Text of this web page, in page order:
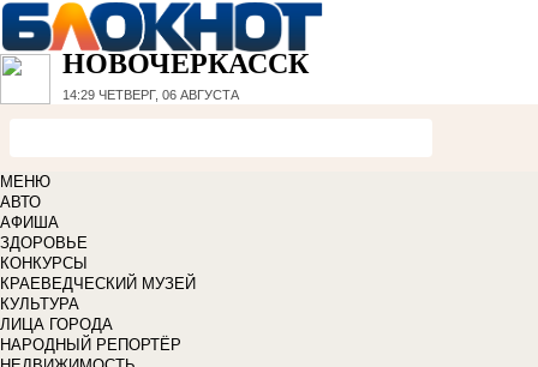
НОВОЧЕРКАССК
14:29 ЧЕТВЕРГ, 06 АВГУСТА
МЕНЮ
АВТО
АФИША
ЗДОРОВЬЕ
КОНКУРСЫ
КРАЕВЕДЧЕСКИЙ МУЗЕЙ
КУЛЬТУРА
ЛИЦА ГОРОДА
НАРОДНЫЙ РЕПОРТЁР